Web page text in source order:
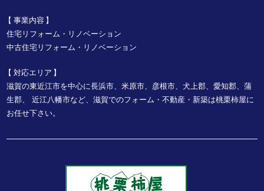
事業内容
住宅リフォーム・リノベーション
中古住宅リフォーム・リノベーション
対応エリア
滋賀の東近江市を中心に長浜市、米原市、彦根市、犬上郡、愛知郡、蒲
生郡、
近江八幡市など、滋賀でのフォーム・不動産・新築は桃栗柿屋に
お任せ下さい。